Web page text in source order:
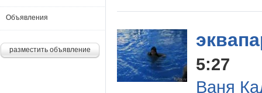
5:27
Ваня
Объявления
разместить объявление